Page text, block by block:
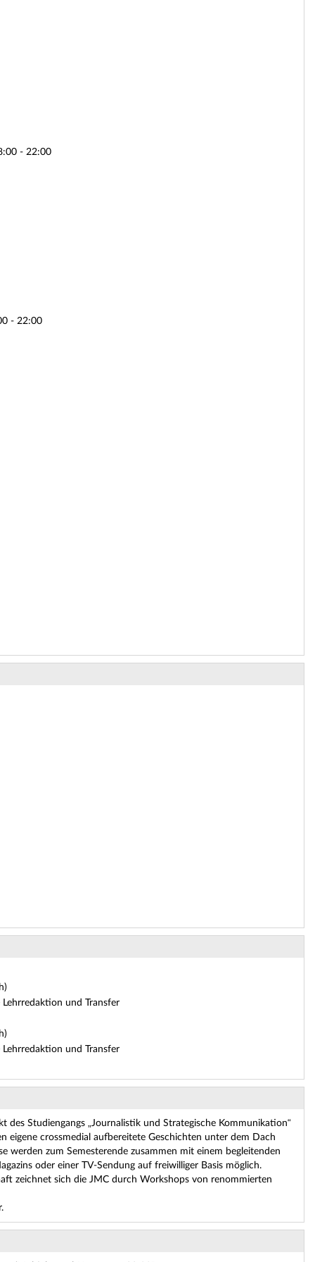
- 22:00
- 22:00
und Transfer
und Transfer
des Studiengangs „Journalistik und Strategische Kommunikation“
eigene crossmedial aufbereitete Geschichten unter dem Dach
werden zum Semesterende zusammen mit einem begleitenden
oder einer TV-Sendung auf freiwilliger Basis möglich.
zeichnet sich die JMC durch Workshops von renommierten